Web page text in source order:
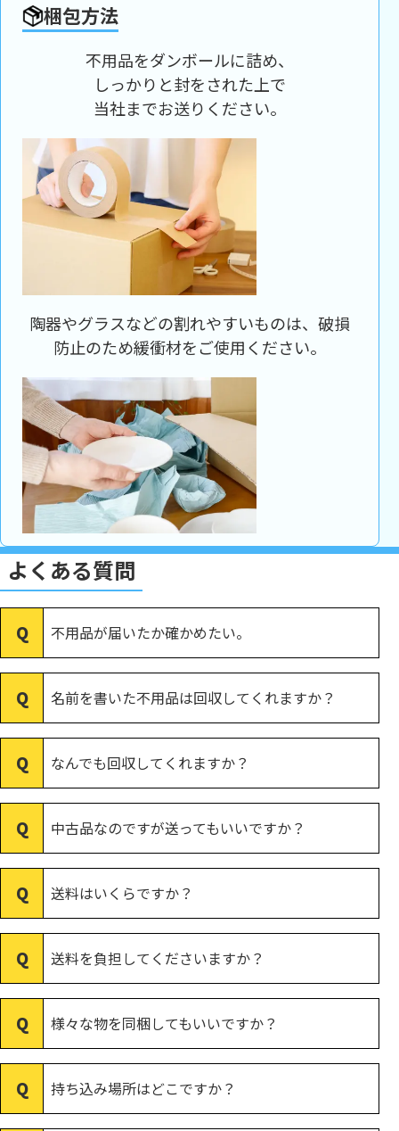
梱包方法
不用品をダンボールに詰め、
しっかりと封をされた上で
当社までお送りください。
陶器やグラスなどの割れやすいものは、破損
防止のため緩衝材をご使用ください。
よくある質問
不用品が届いたか確かめたい。
名前を書いた不用品は回収してくれますか？
なんでも回収してくれますか？
中古品なのですが送ってもいいですか？
送料はいくらですか？
送料を負担してくださいますか？
様々な物を同梱してもいいですか？
持ち込み場所はどこですか？